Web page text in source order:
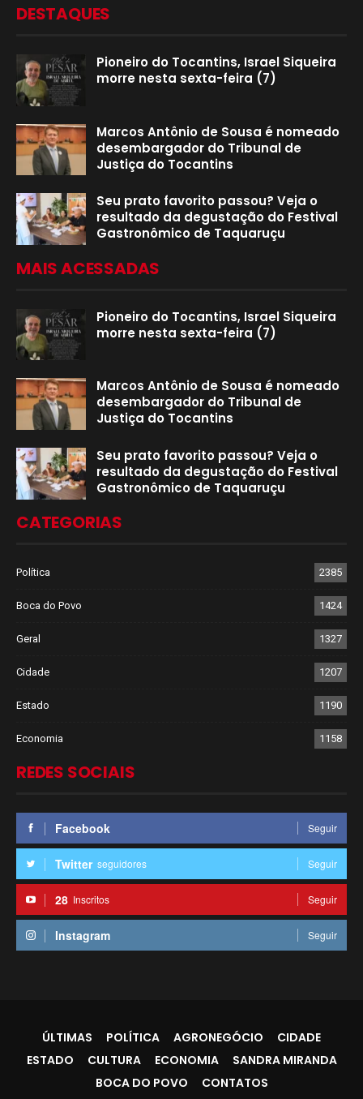
DESTAQUES
Pioneiro do Tocantins, Israel Siqueira
morre nesta sexta-feira (7)
Marcos Antônio de Sousa é nomeado
desembargador do Tribunal de
Justiça do Tocantins
Seu prato favorito passou? Veja o
resultado da degustação do Festival
Gastronômico de Taquaruçu
MAIS ACESSADAS
Pioneiro do Tocantins, Israel Siqueira
morre nesta sexta-feira (7)
Marcos Antônio de Sousa é nomeado
desembargador do Tribunal de
Justiça do Tocantins
Seu prato favorito passou? Veja o
resultado da degustação do Festival
Gastronômico de Taquaruçu
CATEGORIAS
Política 2385
Boca do Povo 1424
Geral 1327
Cidade 1207
Estado 1190
Economia 1158
REDES SOCIAIS
Facebook Seguir
Twitter seguidores Seguir
28 Inscritos Seguir
Instagram Seguir
ÚLTIMAS POLÍTICA AGRONEGÓCIO
CIDADE
ESTADO
CULTURA ECONOMIA
SANDRA MIRANDA
BOCA DO POVO
CONTATOS